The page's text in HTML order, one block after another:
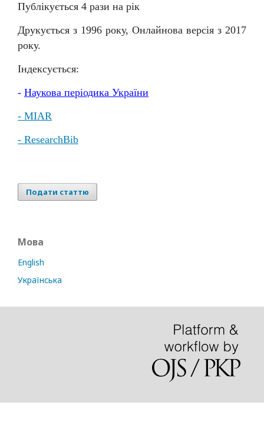
Публікується 4 рази на рік
Друкується з 1996 року, Онлайнова версія з 2017
року.
Індексується:
- Наукова періодика України
- MIAR
- ResearchBib
Подати статтю
Мова
English
Українська